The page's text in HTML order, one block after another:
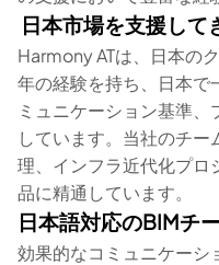
日本市場を支援して
Harmony ATは、日本の
年の経験を持ち、日本で
ミュニケーション基準
しています。当社のチ
理、インフラ近代化プロ
品に精通しています。
日本語対応のBIMチ
効果的なコミュニケーシ